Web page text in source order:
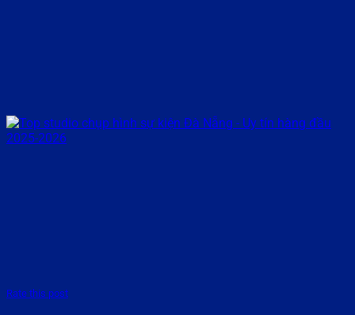
Rate this post